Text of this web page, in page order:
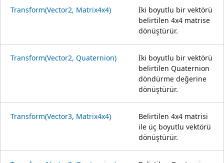
Transform(Vector2, Matrix4x4)
İki boyutlu bir vektörü
belirtilen 4x4 matrise
dönüştürür.
Transform(Vector2, Quaternion)
İki boyutlu bir vektörü
belirtilen Quaternion
döndürme değerine
dönüştürür.
Transform(Vector3, Matrix4x4)
Belirtilen 4x4 matrisi
ile üç boyutlu vektörü
dönüştürür.